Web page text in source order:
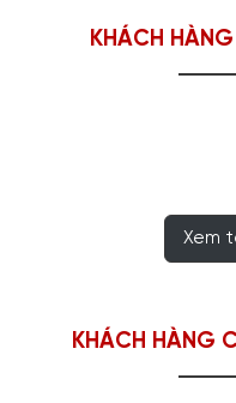
KHÁCH
Xem
KHÁCH HÀNG